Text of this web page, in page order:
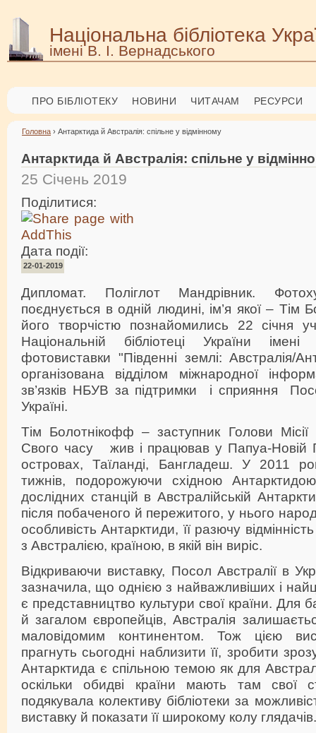
Національна бібліотека
імені В. І. Вернадського
ПРО БІБЛІОТЕКУ НОВИНИ ЧИТАЧАМ РЕСУРСИ
Головна › Антарктида й Австралія: спільне у відмінному
Антарктида й Австралія: спільне у
25 Січень 2019
Поділитися:
Дата події:
22-01-2019
Дипломат. Поліглот Мандрівник.
поєднується в одній людині, ім’я якої – Тім
його творчістю познайомились 22 січня
Національній бібліотеці України
фотовиставки "Південні землі: Австралія/
організована відділом міжнародної
зв’язків НБУВ за підтримки і сприяння
Україні.
Тім Болотнікофф – заступник Голови Місії
Свого часу жив і працював у Папуа-Новій
островах, Таїланді, Бангладеш. У 2011
тижнів, подорожуючи східною
дослідних станцій в Австралійській
після побаченого й пережитого, у нього
особливість Антарктиди, її разючу
з Австралією, країною, в якій він виріс.
Відкриваючи виставку, Посол Австралії в
зазначила, що однією з найважливіших і
є представництво культури свої країни. Для
й загалом європейців, Австралія
маловідомим континентом. Тож цією
прагнуть сьогодні наблизити її, зробити
Антарктида є спільною темою як для
оскільки обидві країни мають там свої
подякувала колективу бібліотеки за
виставку й показати її широкому колу глядачів.